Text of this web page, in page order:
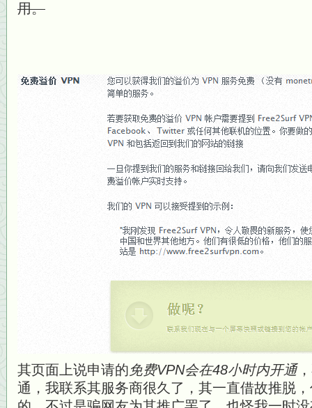
用。
其页面上说申请的免费VPN会在48小时内开通
通，我联系其服务商很久了，其一直借故推脱